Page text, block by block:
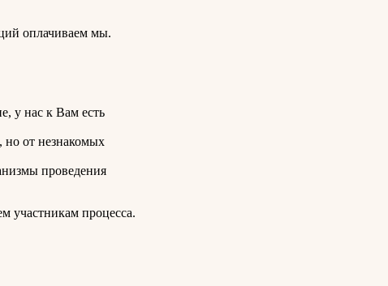
оплачиваем мы.
у нас к Вам есть
но от незнакомых
проведения
участникам процесса.